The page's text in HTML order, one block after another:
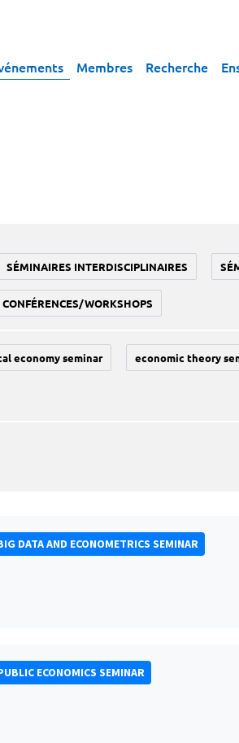
Membres Recherche
SÉMINAIRES INTERDISCIPLINAIRES
CONFÉRENCES/WORKSHOPS
economy seminar economic theory
DATA AND ECONOMETRICS SEMINAR
ECONOMICS SEMINAR